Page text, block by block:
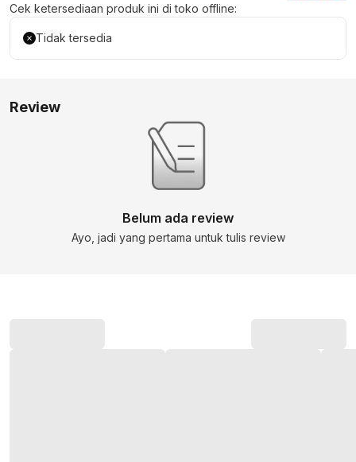
Cek ketersediaan produk ini di toko offline:
Tidak tersedia
Review
Belum ada review
Ayo, jadi yang pertama untuk tulis review